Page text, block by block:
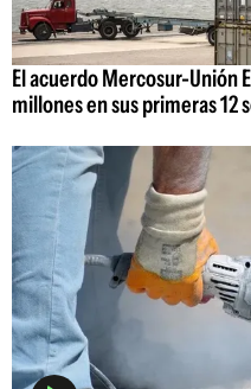
El acuerdo Mercosur-Unión
millones en sus primeras 12